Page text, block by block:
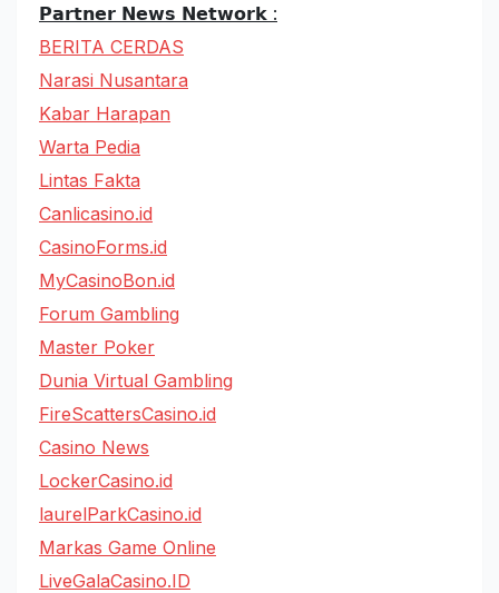
𝗣𝗮𝗿𝘁𝗻𝗲𝗿 𝗡𝗲𝘄𝘀 𝗡𝗲𝘁𝘄𝗼𝗿𝗸 :
BERITA CERDAS
Narasi Nusantara
Kabar Harapan
Warta Pedia
Lintas Fakta
Canlicasino.id
CasinoForms.id
MyCasinoBon.id
Forum Gambling
Master Poker
Dunia Virtual Gambling
FireScattersCasino.id
Casino News
LockerCasino.id
laurelParkCasino.id
Markas Game Online
LiveGalaCasino.ID